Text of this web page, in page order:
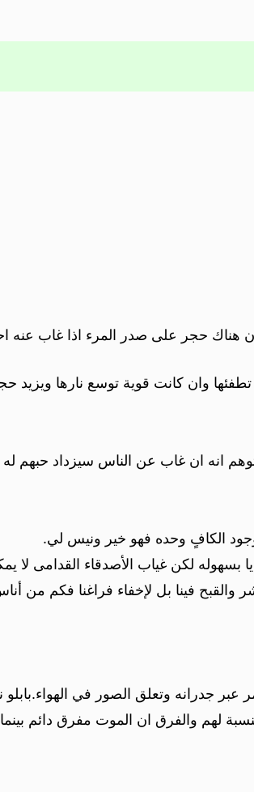
هناك حجر على صدر المرء اذا غاب عنه
وان كانت قوية توسع نارها ويزيد
انه ان غاب عن الناس سيزداد حبهم
الكافٍ وحده فهو خير ونيس لي.
لكن غياب الأصدقاء القدامى لا
والقبح فينا بل لإخفاء فراغنا فكم من
جدرانه وتعلق الصور في الهواء.بابلو
لهم والفرق ان الموت مفرق دائم